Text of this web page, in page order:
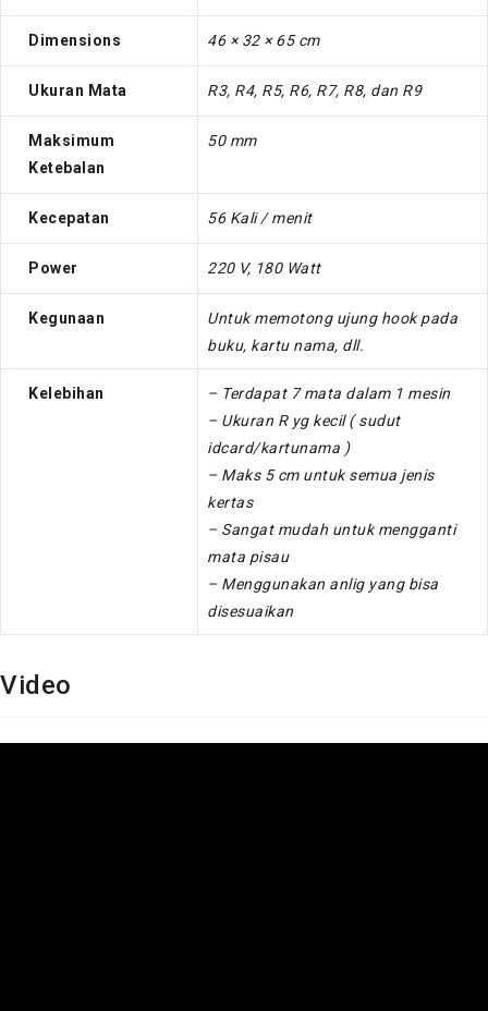
Dimensions 46 × 32 × 65 cm
Ukuran Mata R3, R4, R5, R6, R7, R8, dan R9
Maksimum
Ketebalan
50 mm
Kecepatan 56 Kali / menit
Power 220 V, 180 Watt
Kegunaan
Untuk memotong ujung hook pada
buku, kartu nama, dll.
Kelebihan
– Terdapat 7 mata dalam 1 mesin
– Ukuran R yg kecil ( sudut
idcard/kartunama )
– Maks 5 cm untuk semua jenis
kertas
– Sangat mudah untuk mengganti
mata pisau
– Menggunakan anlig yang bisa
disesuaikan
Video